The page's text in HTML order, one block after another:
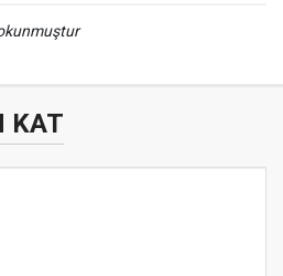
KAT